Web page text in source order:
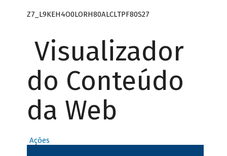
Z7_L9KEH4O0LORH80ALCLTPF80S27
Visualizador
do Conteúdo
da Web
Ações